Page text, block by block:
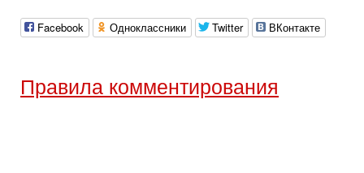
Facebook Одноклассники Twitter ВКонтакте
Правила комментирования